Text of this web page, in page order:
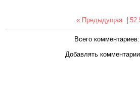
« Предыдущая 52
Всего комментариев:
Добавлять